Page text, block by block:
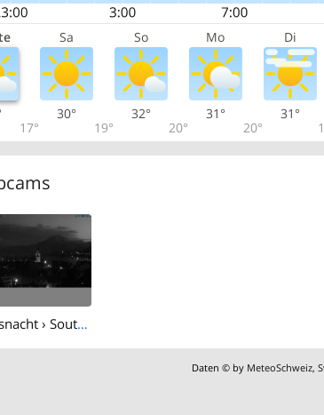
Sa So Mo Di
17°
30°
19°
32°
20°
31°
20°
31°
Kussnacht › South-east: Küssnacht am Rigi - Lake Lucerne
Daten © by MeteoSchweiz,